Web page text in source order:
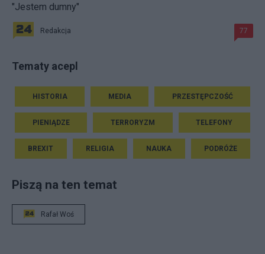
"Jestem dumny"
Redakcja 77
Tematy acepl
HISTORIA MEDIA PRZESTĘPCZOŚĆ
PIENIĄDZE TERRORYZM TELEFONY
BREXIT RELIGIA NAUKA PODRÓŻE
Piszą na ten temat
Rafał Woś